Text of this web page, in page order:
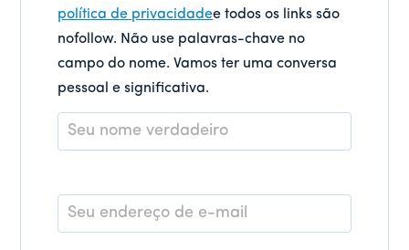
política de privacidadee todos os links são
nofollow. Não use palavras-chave no
campo do nome. Vamos ter uma conversa
pessoal e significativa.
Nome
*
E-
mail